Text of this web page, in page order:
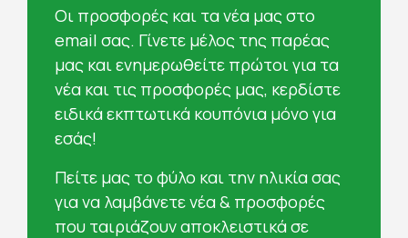
Oι προσφορές και τα νέα μας στο
email σας. Γίνετε μέλος της παρέας
μας και ενημερωθείτε πρώτοι για τα
νέα και τις προσφορές μας, κερδίστε
ειδικά εκπτωτικά κουπόνια μόνο για
εσάς!
Πείτε μας το φύλο και την ηλικία σας
για να λαμβάνετε νέα & προσφορές
που ταιριάζουν αποκλειστικά σε